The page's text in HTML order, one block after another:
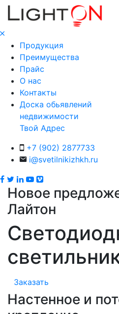
Продукция
Преимущества
Прайс
О нас
Контакты
Доска обьявлений
недвижимости
Твой Адрес
+7 (902) 2877733
i@svetilnikizhkh.ru
Новое
Лайтон
Заказать
Настенное и